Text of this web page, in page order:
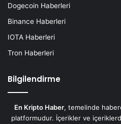
Dogecoin Haberleri
Binance Haberleri
IOTA Haberleri
Tron Haberleri
Bilgilendirme
En Kripto Haber, temelinde
platformudur. İçerikler ve